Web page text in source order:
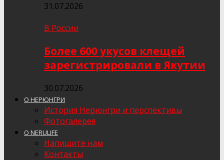
31.07.2026
В России
Более 600 укусов клещей
зарегистрировали в Якутии
30.07.2026
О НЕРЮНГРИ
История Нерюнгри и перспективы
Фотогалерея
О NERULIFE
Напишите нам
Контакты